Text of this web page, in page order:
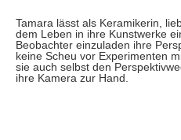
Tamara lässt als Keramikerin,
dem Leben in ihre Kunstwerke
Beobachter einzuladen ihre
keine Scheu vor Experimenten
sie auch selbst den
ihre Kamera zur Hand.